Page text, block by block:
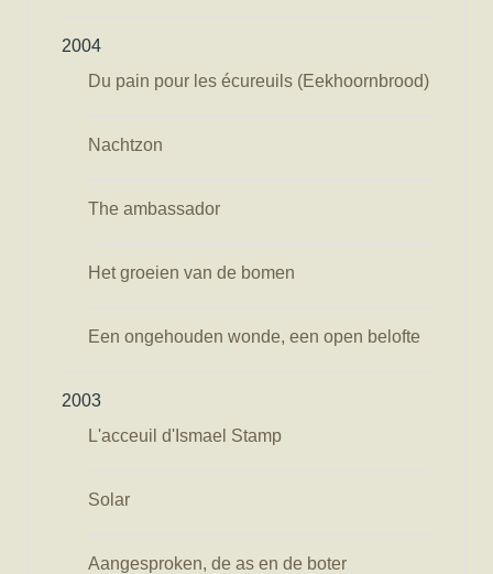
2004
Du pain pour les écureuils (Eekhoornbrood)
Nachtzon
The ambassador
Het groeien van de bomen
Een ongehouden wonde, een open belofte
2003
L'acceuil d'Ismael Stamp
Solar
Aangesproken, de as en de boter